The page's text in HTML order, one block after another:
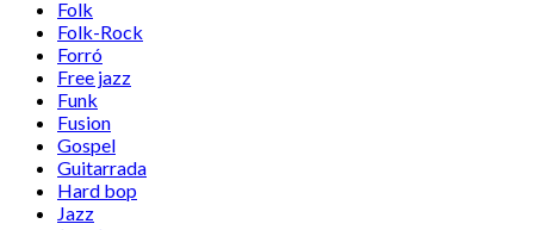
Folk
Folk-Rock
Forró
Free jazz
Funk
Fusion
Gospel
Guitarrada
Hard bop
Jazz